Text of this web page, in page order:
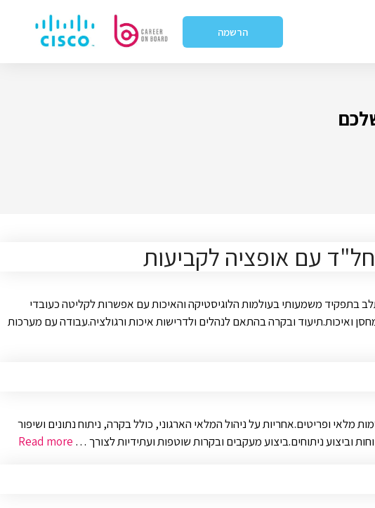
הרשמה
עם אופציה לקביעות
משמעותי בעולמות הלוגיסטיקה והאיכות עם אפשרות לקליטה כעובדי
ואיכות.תיעוד ובקרה בהתאם לנהלים ולדרישות איכות ורגולציה.עבודה עם מערכות
ופריטים.אחריות על ניהול המלאי הארגוני, כולל בקרה, ניתוח נתונים ושיפור
Read more